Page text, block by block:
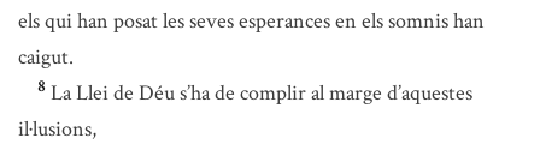
els qui han posat les seves esperances en els somnis han
caigut.
8 La Llei de Déu s’ha de complir al marge d’aquestes
il·lusions,